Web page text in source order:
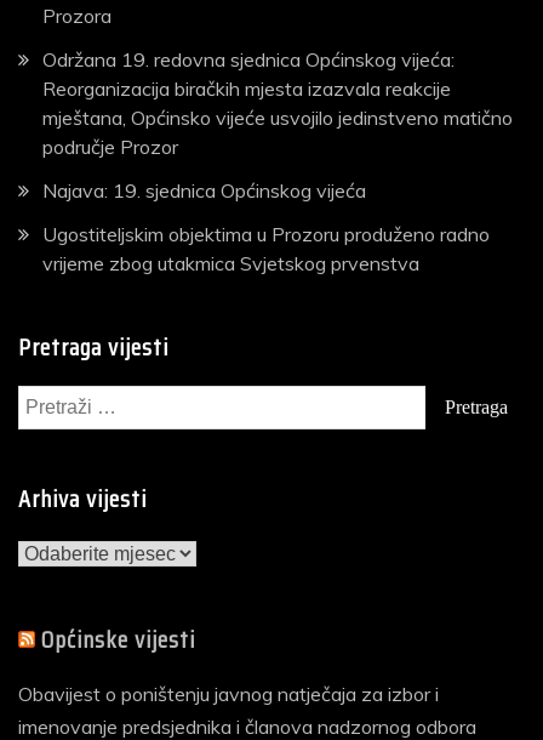
Prozora
Održana 19. redovna sjednica Općinskog vijeća:
Reorganizacija biračkih mjesta izazvala reakcije
mještana, Općinsko vijeće usvojilo jedinstveno matično
područje Prozor
Najava: 19. sjednica Općinskog vijeća
Ugostiteljskim objektima u Prozoru produženo radno
vrijeme zbog utakmica Svjetskog prvenstva
Pretraga vijesti
Pretraga:
Arhiva vijesti
Arhiva
Općinske vijesti
Obavijest o poništenju javnog natječaja za izbor i
imenovanje predsjednika i članova nadzornog odbora